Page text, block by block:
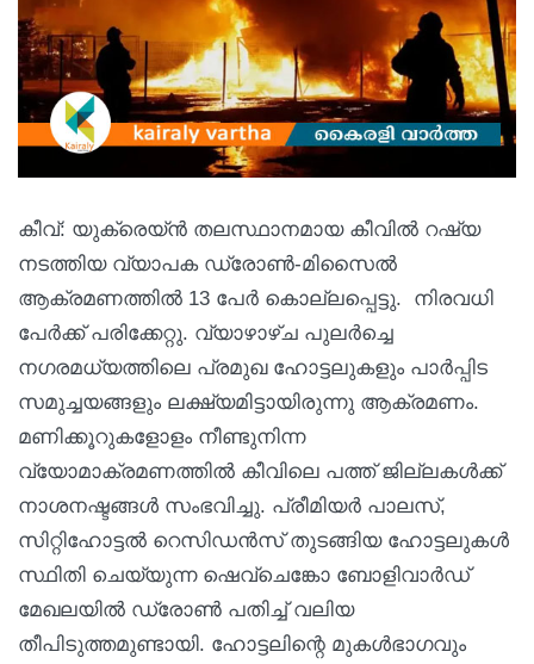
കീവ്: യുക്രെയ്ൻ തലസ്ഥാനമായ കീവിൽ റഷ്യ
നടത്തിയ വ്യാപക ഡ്രോൺ-മിസൈൽ
ആക്രമണത്തിൽ 13 പേർ കൊല്ലപ്പെട്ടു. നിരവധി
പേർക്ക് പരിക്കേറ്റു. വ്യാഴാഴ്ച പുലർച്ചെ
നഗരമധ്യത്തിലെ പ്രമുഖ ഹോട്ടലുകളും പാർപ്പിട
സമുച്ചയങ്ങളും ലക്ഷ്യമിട്ടായിരുന്നു ആക്രമണം.
മണിക്കൂറുകളോളം നീണ്ടുനിന്ന
വ്യോമാക്രമണത്തിൽ കീവിലെ പത്ത് ജില്ലകൾക്ക്
നാശനഷ്ടങ്ങൾ സംഭവിച്ചു. പ്രീമിയർ പാലസ്,
സിറ്റിഹോട്ടൽ റെസിഡൻസ് തുടങ്ങിയ ഹോട്ടലുകൾ
സ്ഥിതി ചെയ്യുന്ന ഷെവ്ചെങ്കോ ബോളിവാർഡ്
മേഖലയിൽ ഡ്രോൺ പതിച്ച് വലിയ
തീപിടുത്തമുണ്ടായി. ഹോട്ടലിന്റെ മുകൾഭാഗവും